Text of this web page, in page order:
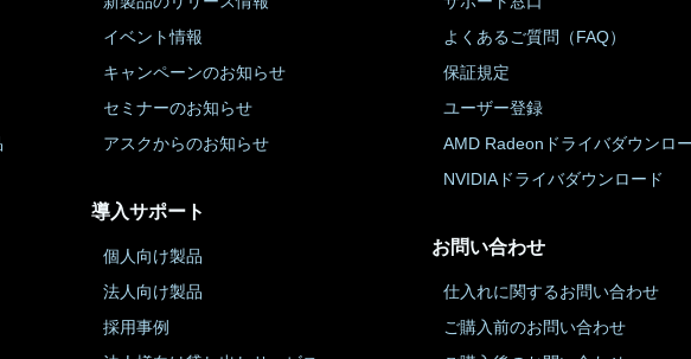
イベント情報
キャンペーンのお知らせ
セミナーのお知らせ
アスクからのお知らせ
導入サポート
個人向け製品
法人向け製品
採用事例
よくあるご質問（FAQ）
保証規定
ユーザー登録
AMD Radeonドライバダウンロ
NVIDIAドライバダウンロード
お問い合わせ
仕入れに関するお問い合わせ
ご購入前のお問い合わせ